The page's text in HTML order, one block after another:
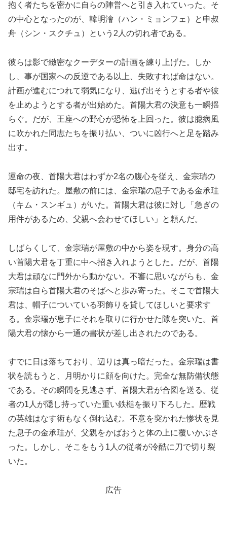
抱く者たちを密かに自らの陣営へと引き入れていった。そ
の中心となったのが、韓明澮（ハン・ミョンフェ）と申叔
舟（シン・スクチュ）という2人の切れ者である。
彼らは影で緻密なクーデターの計画を練り上げた。しか
し、事が国家への反逆である以上、失敗すれば命はない。
計画が進むにつれて弱気になり、逃げ出そうとする者や彼
を止めようとする者が出始めた。首陽大君の決意も一瞬揺
らぐ。だが、王座への野心が恐怖を上回った。彼は臆病風
に吹かれた同志たちを振り払い、ついに凶行へと足を踏み
出す。
運命の夜、首陽大君はわずか2名の腹心を従え、金宗瑞の
邸宅を訪れた。屋敷の前には、金宗瑞の息子である金承珪
（キム・スンギュ）がいた。首陽大君は彼に対し「急ぎの
用件があるため、父親へ会わせてほしい」と頼んだ。
しばらくして、金宗瑞が屋敷の中から姿を現す。身分の高
い首陽大君を丁重に中へ招き入れようとした。だが、首陽
大君は頑なに門外から動かない。不審に思いながらも、金
宗瑞は自ら首陽大君のそばへと歩み寄った。そこで首陽大
君は、帽子についている羽飾りを貸してほしいと要求す
る。金宗瑞が息子にそれを取りに行かせた隙を突いた。首
陽大君の懐から一通の書状が差し出されたのである。
すでに日は落ちており、辺りは真っ暗だった。金宗瑞は書
状を読もうと、月明かりに顔を向けた。完全な無防備状態
である。その瞬間を見逃さず、首陽大君が合図を送る。従
者の1人が隠し持っていた重い鉄槌を振り下ろした。歴戦
の英雄はなす術もなく倒れ込む。不意を突かれた惨状を見
た息子の金承珪が、父親をかばおうと体の上に覆いかぶさ
った。しかし、そこをもう1人の従者が冷酷に刀で切り裂
いた。
広告